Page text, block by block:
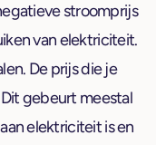
stroomprijs
van elektriciteit.
De prijs die je
gebeurt meestal
elektriciteit is en